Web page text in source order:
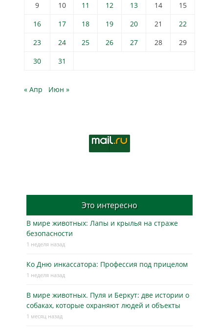
9
10 11 12 13 14
15
16
17 18 19 20 21
22
23
24 25 26 27 28
29
30
31
« Апр Июн »
Это интересно
В мире животных: Лапы и крылья на страже
безопасности
1 неделя назад
Ко Дню инкассатора: Профессия под прицелом
1 неделя назад
В мире животных. Пуля и Беркут: две истории о
собаках, которые охраняют людей и объекты
1 месяц назад